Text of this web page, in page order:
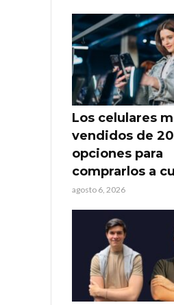
Los celulares
vendidos de
opciones para
comprarlos a
agosto 6, 2026